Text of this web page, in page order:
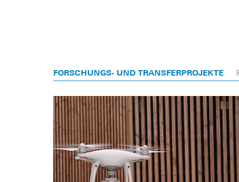
FORSCHUNGS- UND TRANSFERPROJEKTE